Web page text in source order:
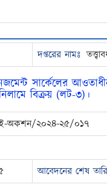
দপ্তরের নামঃ
সার্কেলের
বিক্রয় (লট-৩)।
ই-অকশন/২০২৪-২৫/০১৭
আবেদনের শেষ